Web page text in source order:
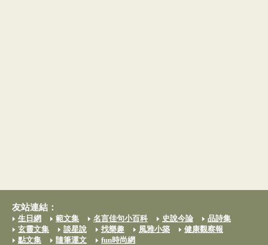
友站連結：
生日網 範文集 名言佳句小百科 史說今論
品詩集
玄靈文集
談星說 找樂趣 風雅小築
健康觀察報
點文集
隨筆運文 fun時尚網